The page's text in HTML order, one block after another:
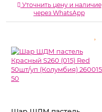
Уточнить цену и наличие
через WhatsApp